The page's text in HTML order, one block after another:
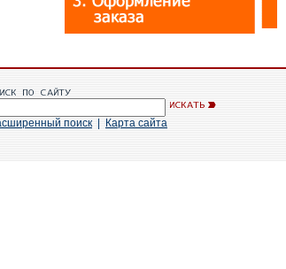
поиск Карта сайта